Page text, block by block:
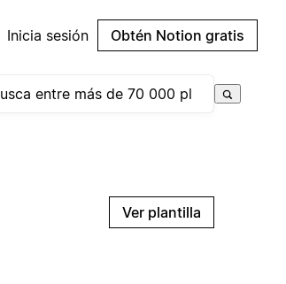
Inicia sesión Obtén Notion gratis
Ver plantilla